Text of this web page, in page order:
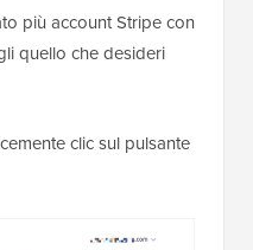
più account Stripe con
quello che desideri
clic sul pulsante